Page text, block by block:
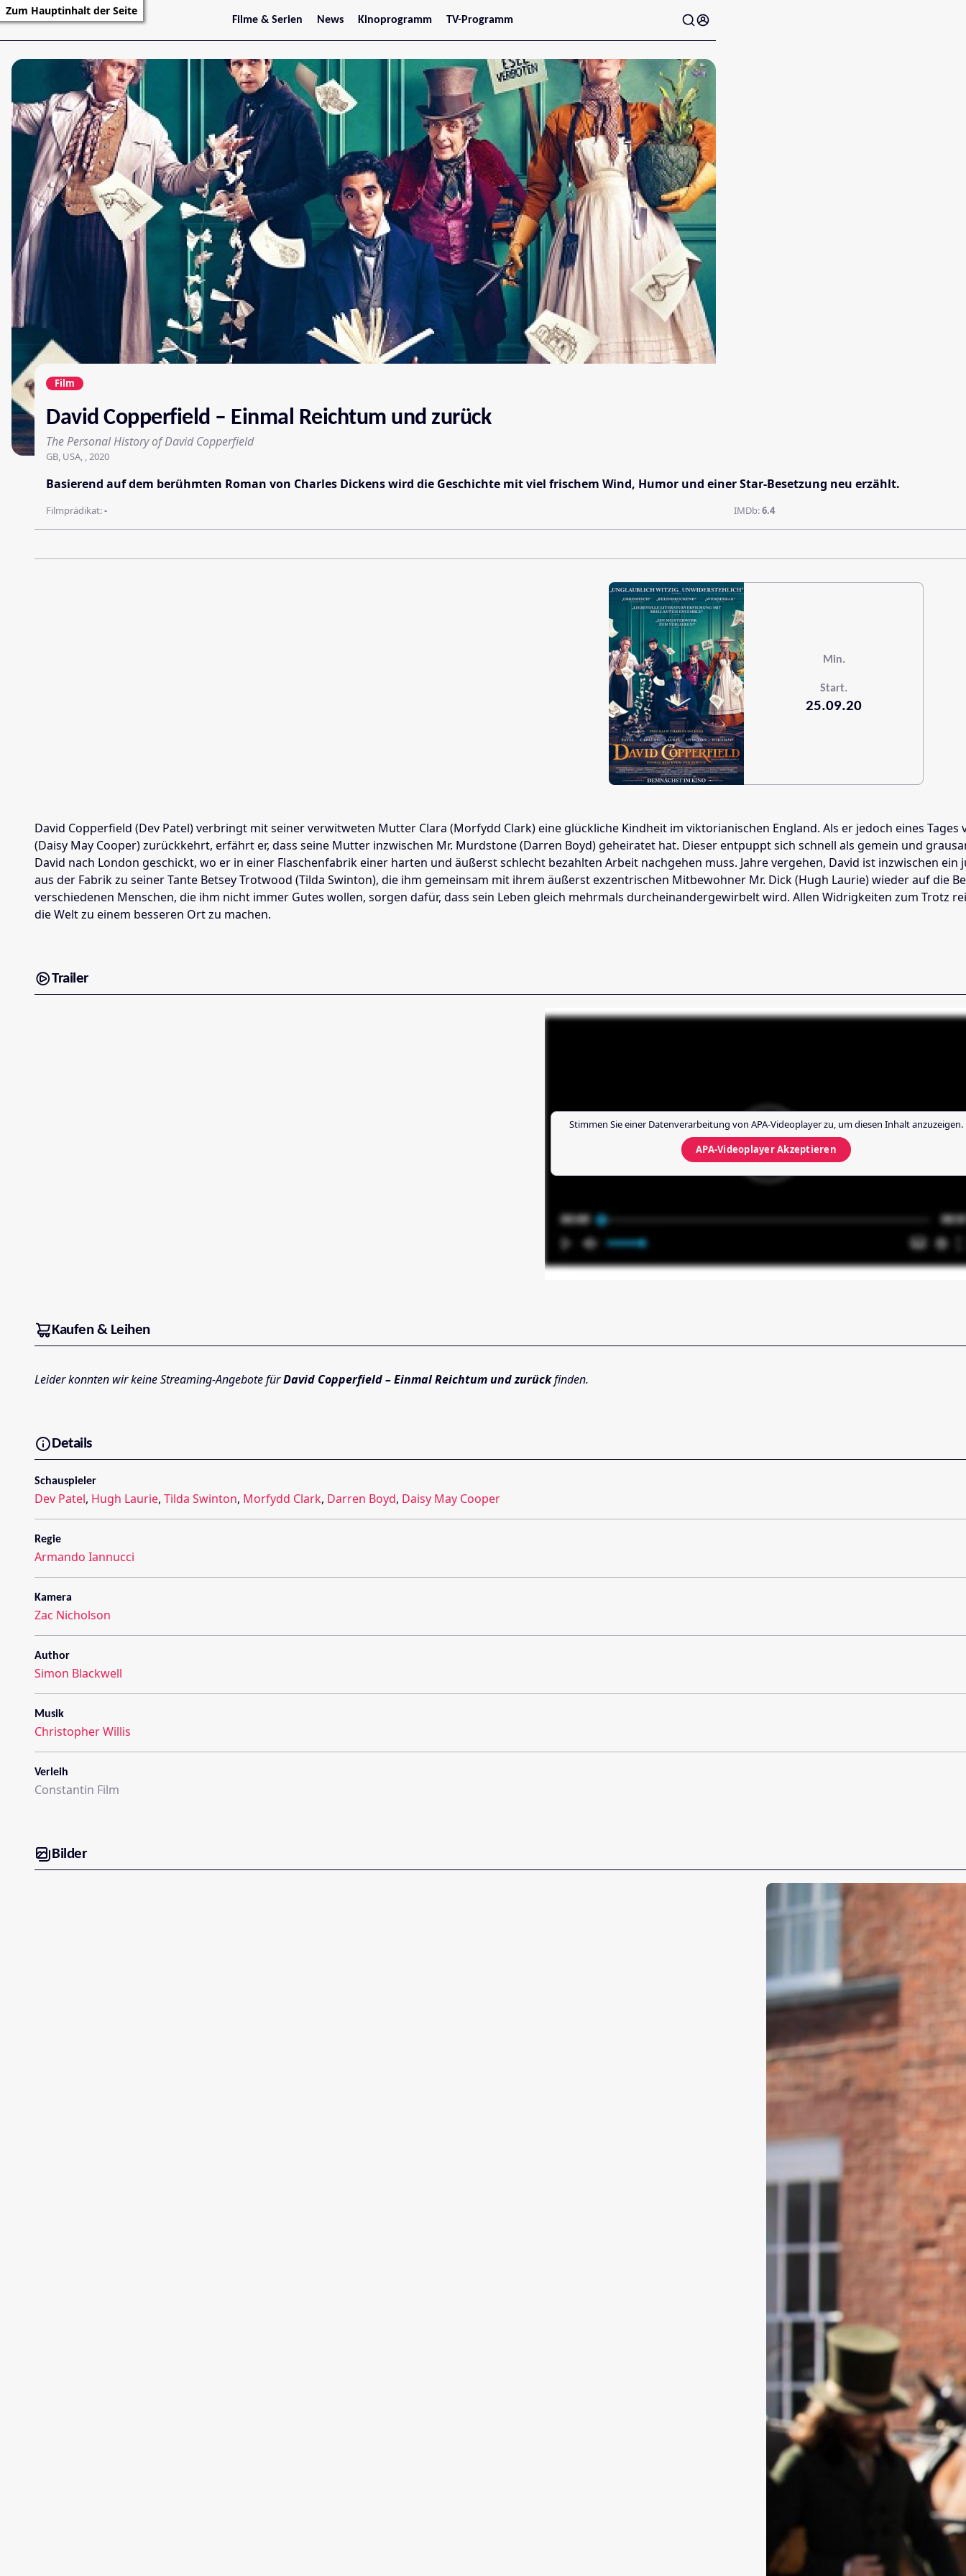
Zum Hauptinhalt der Seite
Filme & Serien
Trailer
Filmarchiv
Serienarchiv
News
Stars
Kinoprogramm
Jetzt im Kino
Niederösterreich
Salzburg
Tirol
Vorarlberg
TV-Programm
Film
David Copperfield – Einmal Reichtum und zurück
The Personal History of David Copperfield
GB, USA, , 2020
Basierend auf dem berühmten Roman von Charles Dickens wird die Geschichte mit viel frischem Wind, Humor und einer Star-Besetzung neu erzählt.
Filmprädikat:- IMDb:6.4
Min.
Start.
25.09.20
David Copperfield (Dev Patel) verbringt mit seiner verwitweten Mutter Clara (Morfydd Clark) eine glückliche Kindheit im viktorianischen England. Als er jedoch eines
(Daisy May Cooper) zurückkehrt, erfährt er, dass seine Mutter inzwischen Mr. Murdstone (Darren Boyd) geheiratet hat. Dieser entpuppt sich schnell als gemein und
David nach London geschickt, wo er in einer Flaschenfabrik einer harten und äußerst schlecht bezahlten Arbeit nachgehen muss. Jahre vergehen, David ist inzwischen
aus der Fabrik zu seiner Tante Betsey Trotwood (Tilda Swinton), die ihm gemeinsam mit ihrem äußerst exzentrischen Mitbewohner Mr. Dick (Hugh Laurie) wieder auf die
verschiedenen Menschen, die ihm nicht immer Gutes wollen, sorgen dafür, dass sein Leben gleich mehrmals durcheinandergewirbelt wird. Allen Widrigkeiten zum Trotz
die Welt zu einem besseren Ort zu machen.
Trailer
Stimmen Sie einer Datenverarbeitung von APA-Videoplayerzu, um diesen Inhalt anzuzeigen.
APA-VideoplayerAkzeptieren
Kaufen & Leihen
Leider konnten wir keine Streaming-Angebote fürDavid Copperfield – Einmal Reichtum und zurückfinden.
Details
Schauspieler
Dev Patel, Hugh Laurie, Tilda Swinton, Morfydd Clark, Darren Boyd, Daisy May Cooper
Regie
Armando Iannucci
Kamera
Zac Nicholson
Author
Simon Blackwell
Musik
Christopher Willis
Verleih
Constantin Film
Bilder